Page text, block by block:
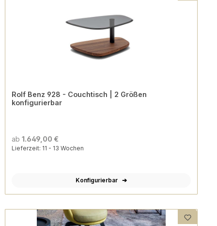
Rolf Benz 928 - Couchtisch | 2 Größen
konfigurierbar
ab 1.649,00 €
Lieferzeit: 11 - 13 Wochen
Konfigurierbar